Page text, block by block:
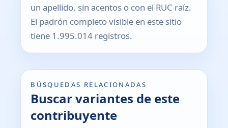
un apellido, sin acentos o con el RUC raíz.
El padrón completo visible en este sitio
tiene 1.995.014 registros.
BÚSQUEDAS RELACIONADAS
Buscar variantes de este
contribuyente